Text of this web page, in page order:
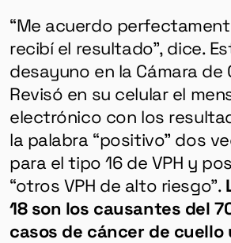
“Me acuerdo
recibí el resultado”, dice.
desayuno en la Cámara de
Revisó en su celular el
electrónico con los
la palabra “positivo” dos
para el tipo 16 de VPH y
“otros VPH de alto riesgo”.
18 son los causantes del
casos de cáncer de